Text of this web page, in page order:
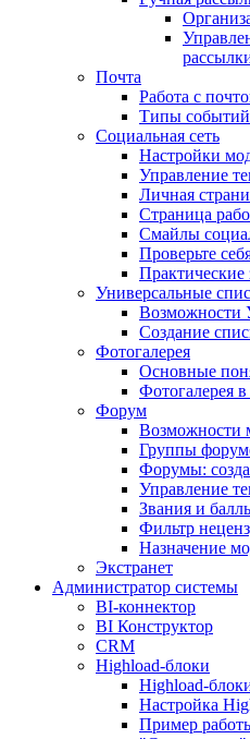
Почта
Работа с
Типы событий
Социальная сеть
Настройки
Управление
Личная
Страница
Смайлы
Проверьте
Практические
Универсальные
Возможности
Создание
Фотогалерея
Основные
Фотогалерея
Форум
Возможности
Группы
Форумы:
Управление
Звания и
Фильтр
Назначение
Экстранет
Администратор системы
BI-коннектор
BI Конструктор
CRM
Highload-блоки
Highload-
Настройка
Пример